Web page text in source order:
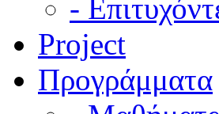
-
Project
Προγράμματα